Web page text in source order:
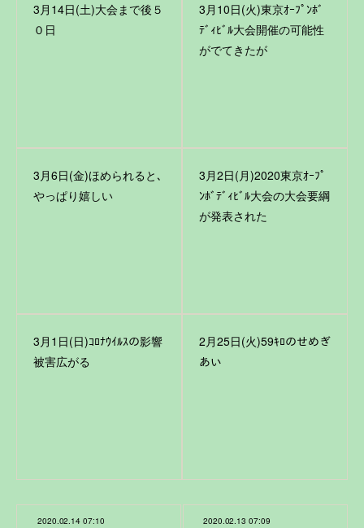
3月14日(土)大会まで後５
０日
3月10日(火)東京ｵｰﾌﾟﾝﾎﾞ
ﾃﾞｨﾋﾞﾙ大会開催の可能性
がでてきたが
3月6日(金)ほめられると､
やっぱり嬉しい
3月2日(月)2020東京ｵｰﾌﾟ
ﾝﾎﾞﾃﾞｨﾋﾞﾙ大会の大会要綱
が発表された
3月1日(日)ｺﾛﾅｳｲﾙｽの影響
被害広がる
2月25日(火)59ｷﾛのせめぎ
あい
2020.02.14 07:10 2020.02.13 07:09